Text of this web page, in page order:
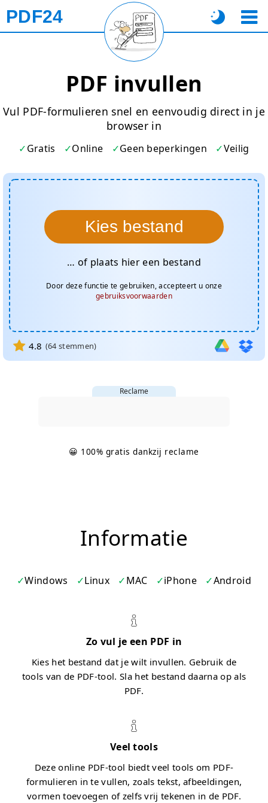
PDF24
PDF invullen
Vul PDF-formulieren snel en eenvoudig direct in je
browser in
Gratis Online Geen beperkingen Veilig
Kies bestand
… of plaats hier een bestand
Door deze functie te gebruiken, accepteert u onze
gebruiksvoorwaarden
4.8 (64 stemmen)
Reclame
😀 100% gratis dankzij reclame
Informatie
Windows Linux MAC iPhone Android
Zo vul je een PDF in
Kies het bestand dat je wilt invullen. Gebruik de
tools van de PDF-tool. Sla het bestand daarna op als
PDF.
Veel tools
Deze online PDF-tool biedt veel tools om PDF-
formulieren in te vullen, zoals tekst, afbeeldingen,
vormen toevoegen of zelfs vrij tekenen in de PDF.